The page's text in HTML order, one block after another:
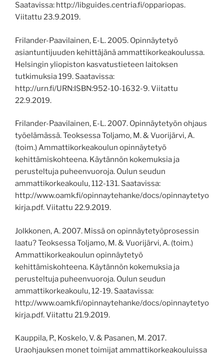
Saatavissa: http://libguides.centria.fi/oppariopas.
Viitattu 23.9.2019.
Frilander-Paavilainen, E-L. 2005. Opinnäytetyö
asiantuntijuuden kehittäjänä ammattikorkeakoulussa.
Helsingin yliopiston kasvatustieteen laitoksen
tutkimuksia 199. Saatavissa:
http://urn.fi/URN:ISBN:952-10-1632-9.Viitattu
22.9.2019.
Frilander-Paavilainen, E-L. 2007. Opinnäytetyön ohjaus
työelämässä. Teoksessa Toljamo, M. & Vuorijärvi, A.
(toim.) Ammattikorkeakoulun opinnäytetyö
kehittämiskohteena. Käytännön kokemuksia ja
perusteltuja puheenvuoroja. Oulun seudun
ammattikorkeakoulu, 112-131. Saatavissa:
http://www.oamk.fi/opinnaytehanke/docs/opinnaytetyo
kirja.pdf.Viitattu 22.9.2019.
Jolkkonen, A. 2007. Missä on opinnäytetyöprosessin
laatu? Teoksessa Toljamo, M. & Vuorijärvi, A. (toim.)
Ammattikorkeakoulun opinnäytetyö
kehittämiskohteena. Käytännön kokemuksia ja
perusteltuja puheenvuoroja. Oulun seudun
ammattikorkeakoulu, 12-19. Saatavissa:
http://www.oamk.fi/opinnaytehanke/docs/opinnaytetyo
kirja.pdf.Viitattu 21.9.2019.
Kauppila, P., Koskelo, V. & Pasanen, M. 2017.
Uraohjauksen monet toimijat ammattikorkeakouluissa